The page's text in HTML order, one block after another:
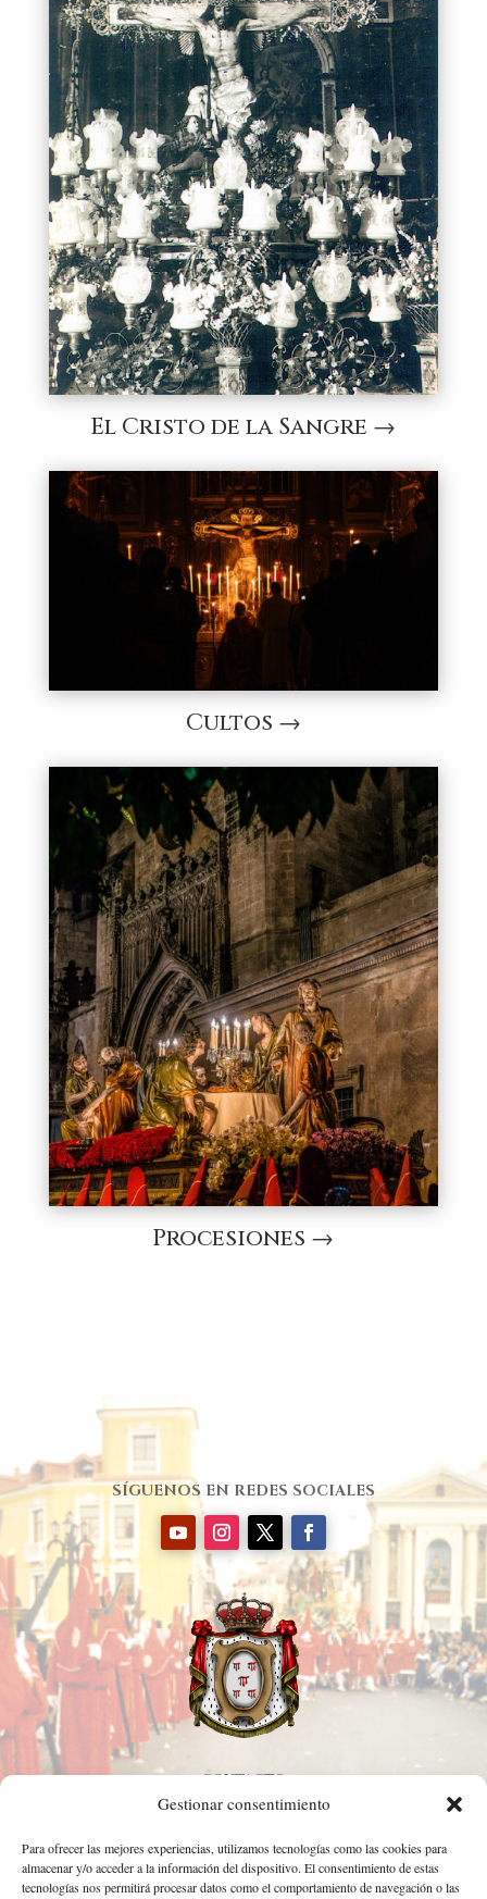
Gestionar consentimiento
Para ofrecer las mejores experiencias, utilizamos tecnologías como las cookies para
almacenar y/o acceder a la información del dispositivo. El consentimiento de estas
tecnologías nos permitirá procesar datos como el comportamiento de navegación o las
El Cristo de la Sangre →
Cultos →
Procesiones →
SÍGUENOS EN REDES SOCIALES
CONTACTO
968 344 361
Calle Sacerdotes Hermanos Cerón, S/N. 30002. Murcia.
cofradia@coloraos.com